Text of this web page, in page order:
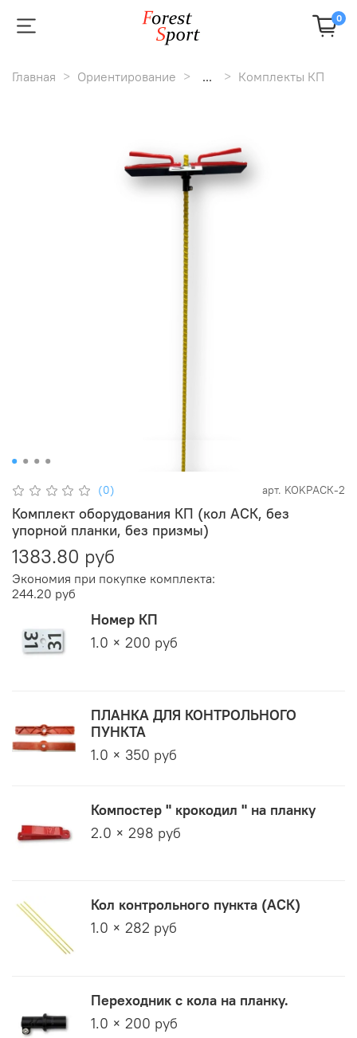
0
Главная Ориентирование ... Комплекты КП
(0) арт. KOKPАСК-2
Комплект оборудования КП (кол АСК, без
упорной планки, без призмы)
1383.80 руб
Экономия при покупке комплекта:
244.20 руб
Номер КП
1.0 × 200 руб
ПЛАНКА ДЛЯ КОНТРОЛЬНОГО
ПУНКТА
1.0 × 350 руб
Компостер " крокодил " на планку
2.0 × 298 руб
Кол контрольного пункта (АСК)
1.0 × 282 руб
Переходник с кола на планку.
1.0 × 200 руб